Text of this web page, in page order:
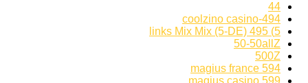
44
494-coolzino casino
5) 495 links Mix Mix (5-DE)
50-50allZ
500Z
594 magius france
599 magius casino